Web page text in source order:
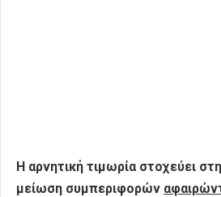
Η αρνητική τιμωρία στοχεύει
μείωση συμπεριφορών